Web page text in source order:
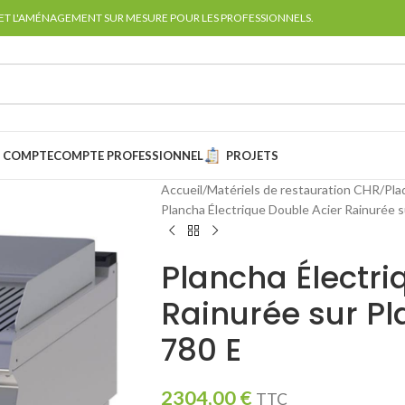
L'AMÉNAGEMENT SUR MESURE POUR LES PROFESSIONNELS.
COMPTE PROFESSIONNEL PROJETS
Accueil Matériels de restauration CHR
Plancha Électrique Double Acier Rainurée
Plancha
Rainurée sur
780 E
2304,00€ TTC